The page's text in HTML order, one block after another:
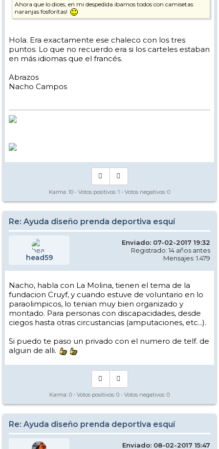
Ahora que lo dices, en mi despedida ibamos todos con camisetas
naranjas fosforítas!
Hola. Era exactamente ese chaleco con los tres
puntos. Lo que no recuerdo era si los carteles estaban
en más idiomas que el francés.
Abrazos
Nacho Campos
Karma: 10 - Votos positivos: 1 - Votos negativos: 0
Re: Ayuda diseño prenda deportiva esquí
head59
Enviado: 07-02-2017 19:32
Registrado: 14 años antes
Mensajes: 1.479
Nacho, habla con La Molina, tienen el tema de la
fundacion Cruyf, y cuando estuve de voluntario en lo
paraolimpicos, lo tenian muy bien organizado y
montado. Para personas con discapacidades, desde
ciegos hasta otras circustancias (amputaciones, etc...).
Si puedo te paso un privado con el numero de telf. de
alguin de alli.
Karma: 0 - Votos positivos: 0 - Votos negativos: 0
Re: Ayuda diseño prenda deportiva esquí
Enviado: 08-02-2017 15:47